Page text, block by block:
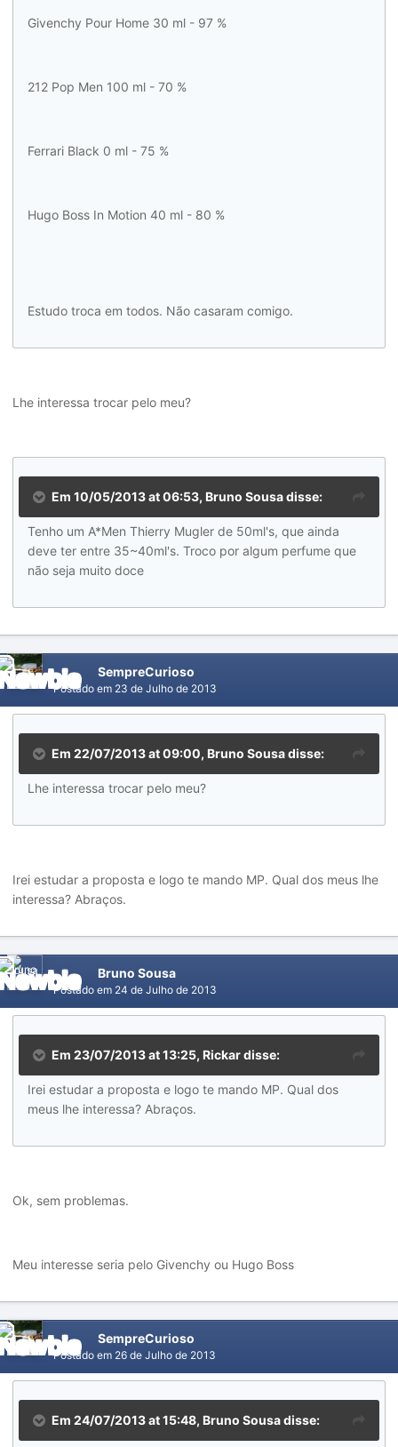
Givenchy Pour Home 30 ml - 97 %
212 Pop Men 100 ml - 70 %
Ferrari Black 0 ml - 75 %
Hugo Boss In Motion 40 ml - 80 %
Estudo troca em todos. Não casaram comigo.
Lhe interessa trocar pelo meu?
Em 10/05/2013 at 06:53, Bruno Sousa disse:
Tenho um A*Men Thierry Mugler de 50ml's, que ainda
deve ter entre 35~40ml's. Troco por algum perfume que
não seja muito doce
SempreCurioso
Postado em 23 de Julho de 2013
Em 22/07/2013 at 09:00, Bruno Sousa disse:
Lhe interessa trocar pelo meu?
Irei estudar a proposta e logo te mando MP. Qual dos meus lhe
interessa? Abraços.
Bruno Sousa
Postado em 24 de Julho de 2013
Em 23/07/2013 at 13:25, Rickar disse:
Irei estudar a proposta e logo te mando MP. Qual dos
meus lhe interessa? Abraços.
Ok, sem problemas.
Meu interesse seria pelo Givenchy ou Hugo Boss
SempreCurioso
Postado em 26 de Julho de 2013
Em 24/07/2013 at 15:48, Bruno Sousa disse: